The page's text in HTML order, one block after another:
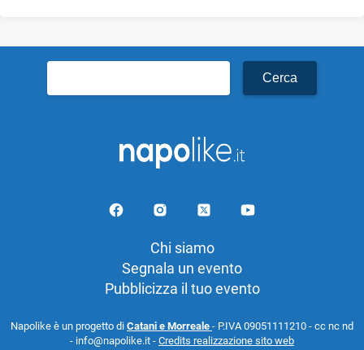
per:
Chi siamo
Segnala un evento
Pubblicizza il tuo evento
Napolike è un progetto di Catani e Morreale - P.IVA 09051111210 - cc nc nd
- info@napolike.it - Credits realizzazione sito web